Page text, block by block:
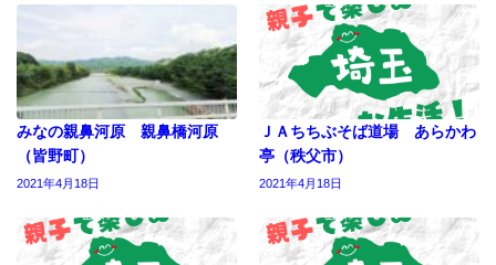
みなの親鼻河原 親鼻橋河原
（皆野町）
2021年4月18日
ＪＡちちぶそば道場 あらかわ
亭（秩父市）
2021年4月18日